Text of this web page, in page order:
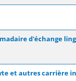
d'échange
et autres carrière